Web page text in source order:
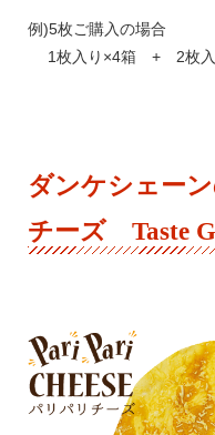
例)5枚ご購入の場合
1枚入り×4箱 + 2枚入
ダンケシェー
チーズ Taste